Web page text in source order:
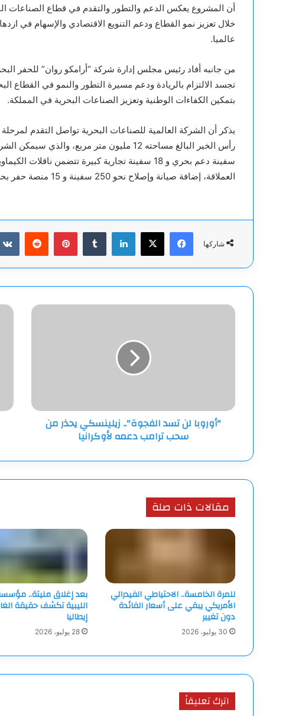
أن المشروع يعكس الدعم والتطور والتقدم في قطاع الصناعات
خلال تعزيز نمو القطاع ودعم التنويع الاقتصادي والإسهام في
عالميا.
من جانبه أفاد رئيس مجلس إدارة شركة “أرامكو روان” للحفر
تجسد الالتزام بالريادة ودعم مسيرة التطور والنمو في
بتمكين الكفاءات الوطنية وتعزيز الصناعات البحرية في المملكة.
يذكر أن الشركة العالمية للصناعات البحرية تواصل التقدم
سفينة دعم بحري و 18 سفينة تجارية كبيرة تتضمن
العملاقة، إضافة صيانة وإصلاح نحو 250 سفينة و 15 منصة حفر بحرية.
شاركها
فيسبوك
‫X لينكدإن بينتيريست
"أوروبا
ترامب
دعمه"أوروبا لن تسد الفجوة".. زيلينسكي يحذر من
سحب ترامب دعمه لأوكرانيا
إلى
مقالات ذات صلة
للمرة الخامسة.. الاحتياطي الفيدرالي
الأمريكي يبقي على أسعار الفائدة
دون تغيير
30 يوليو، 2026
بعد إغلاق مليتة..
الليبية تكشف حقيقة
إيطاليا
28 يوليو، 2026
اترك تعليقاً